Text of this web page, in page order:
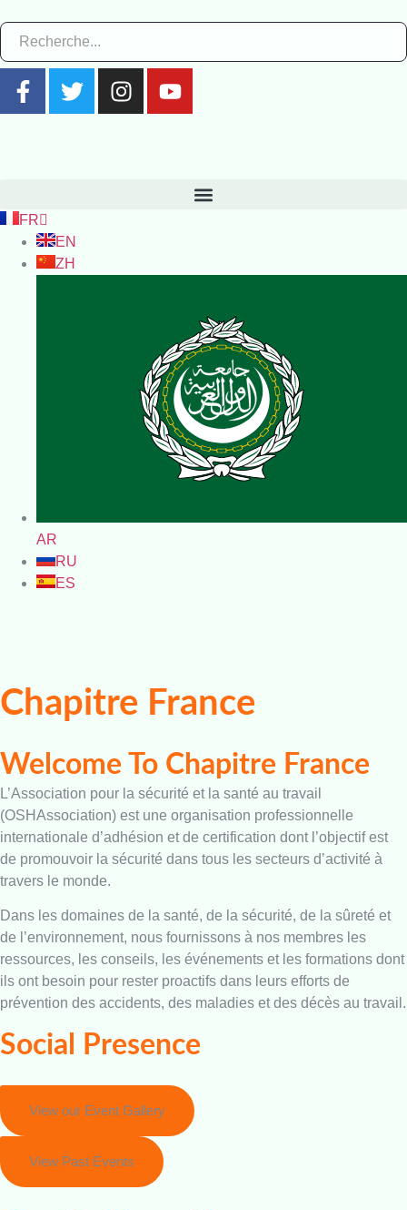
FR
EN
ZH
AR
RU
ES
Chapitre France
Welcome To Chapitre France
L’Association pour la sécurité et la santé au travail
(OSHAssociation) est une organisation professionnelle
internationale d’adhésion et de certification dont l’objectif est
de promouvoir la sécurité dans tous les secteurs d’activité à
travers le monde.
Dans les domaines de la santé, de la sécurité, de la sûreté et
de l’environnement, nous fournissons à nos membres les
ressources, les conseils, les événements et les formations dont
ils ont besoin pour rester proactifs dans leurs efforts de
prévention des accidents, des maladies et des décès au travail.
Social Presence
View our Event Gallery
View Past Events